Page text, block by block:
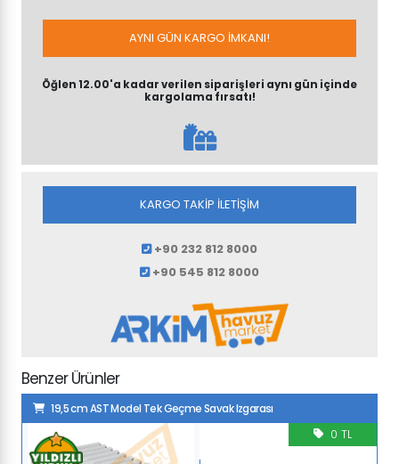
AYNI GÜN KARGO İMKANI!
Öğlen 12.00'a kadar verilen siparişleri aynı gün içinde
kargolama fırsatı!
KARGO TAKİP İLETİŞİM
+90 232 812 8000
+90 545 812 8000
Benzer Ürünler
19,5 cm AST Model Tek Geçme Savak Izgarası
0 TL